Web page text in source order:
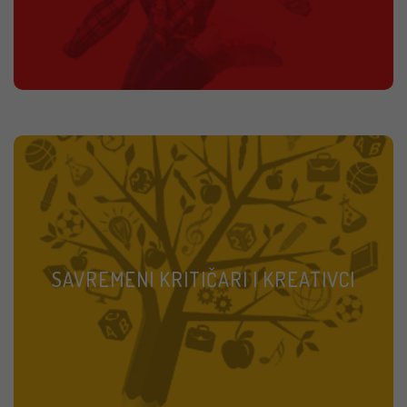
SAVREMENI KRITIČARI I KREATIVCI
Insistira se na sagledavanju stvari iz različitih uglova,
povezivanju činjenica i slobodi mišljenja. Vaše dete uči
da kreativno, ali i kritički sagledava stvarnost.
SAZNAJTE VIŠE